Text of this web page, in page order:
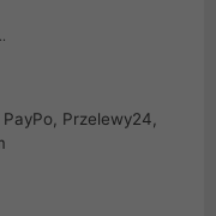
Przelewy24,